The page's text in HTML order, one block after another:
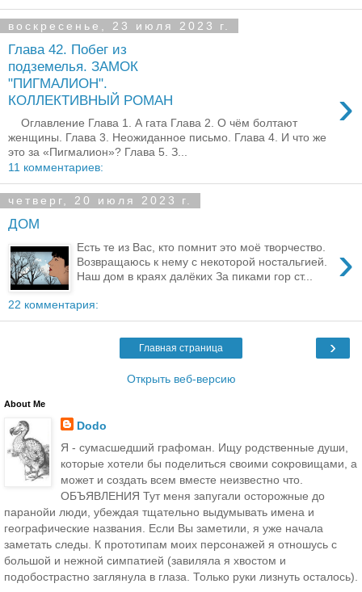
воскресенье, 23 июля 2023 г.
Глава 42. Побег из
подземелья. ЗАМОК
"ПИГМАЛИОН".
КОЛЛЕКТИВНЫЙ РОМАН
›
Оглавление Глава 1. А гата Глава 2. О чём болтают
женщины. Глава 3. Неожиданное письмо. Глава 4. И что же
это за «Пигмалион»? Глава 5. З...
11 комментариев:
четверг, 20 июля 2023 г.
ДОМ
›
Есть те из Вас, кто помнит это моё творчество.
Возвращаюсь к нему с некоторой ностальгией.
Наш дом в краях далёких За пиками гор ст...
22 комментария:
›
Главная страница
Открыть веб-версию
About Me
Dodo
Я - сумасшедший графоман. Ищу родственные души,
которые хотели бы поделиться своими сокровищами, а
может и создать всем вместе неизвестно что.
ОБЪЯВЛЕНИЯ Тут меня запугали осторожные до
паранойи люди, убеждая тщательно выдумывать имена и
географические названия. Если Вы заметили, я уже начала
заметать следы. К прототипам моих персонажей я отношусь с
большой и нежной симпатией (завиляла я хвостом и
подобострастно заглянула в глаза. Только руки лизнуть осталось).